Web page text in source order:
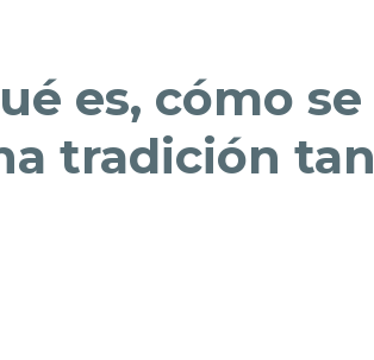
es, cómo se
tradición tan